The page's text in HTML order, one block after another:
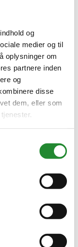
og
medier og til
oplysninger om
partnere inden
og
disse
dem, eller som